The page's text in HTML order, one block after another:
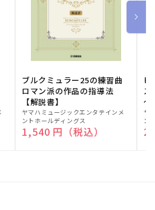
ブルクミュラー25の練習曲
ロマン派の作品の指導法
【解説書】
販
売
元:
ヤマハミュージックエンタテインメ
ントホールディングス
通常価格
1,540 円（税込）
ピ
ス
～
販
売
元:
ヤ
ン